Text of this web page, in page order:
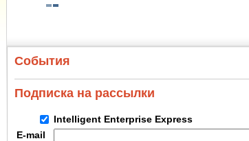
События
Подписка на рассылки
Intelligent Enterprise Express
E-mail